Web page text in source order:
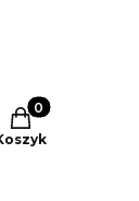
Produkty w